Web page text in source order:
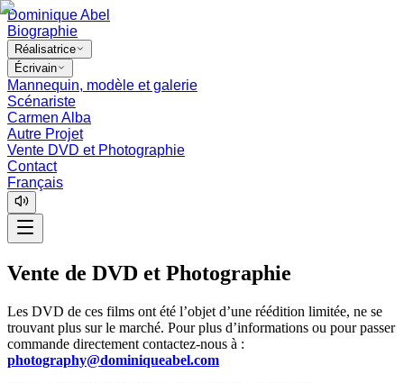
Dominique Abel
Biographie
Réalisatrice
Écrivain
Mannequin, modèle et galerie
Scénariste
Carmen Alba
Autre Projet
Vente DVD et Photographie
Contact
Français
Vente de DVD et Photographie
Les DVD de ces films ont été l’objet d’une réédition limitée, ne se
trouvant plus sur le marché. Pour plus d’informations ou pour passer
commande directement contactez-nous à :
moc.lebaeuqinimod@yhpargotohp